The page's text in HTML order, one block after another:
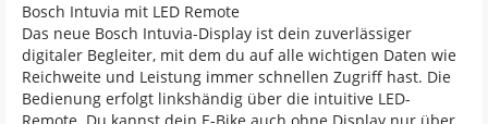
Bosch Intuvia mit LED Remote
Das neue Bosch Intuvia-Display ist dein zuverlässiger
digitaler Begleiter, mit dem du auf alle wichtigen Daten wie
Reichweite und Leistung immer schnellen Zugriff hast. Die
Bedienung erfolgt linkshändig über die intuitive LED-